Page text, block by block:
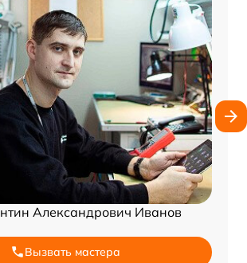
Александрович Иванов
Вызвать мастера